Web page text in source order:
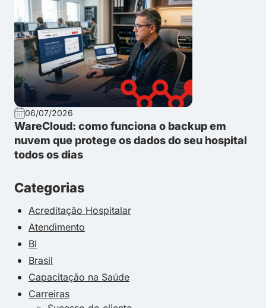
06/07/2026
WareCloud: como funciona o backup em
nuvem que protege os dados do seu hospital
todos os dias
Categorias
Acreditação Hospitalar
Atendimento
BI
Brasil
Capacitação na Saúde
Carreiras